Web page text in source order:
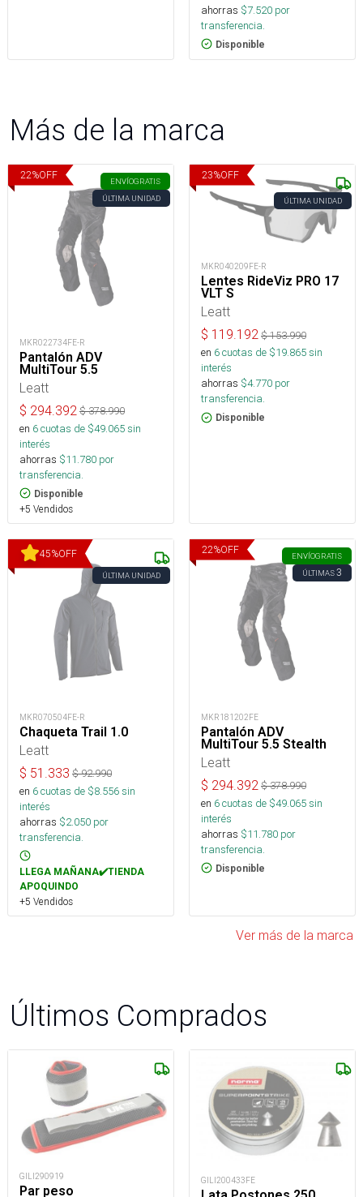
ahorras $7.520 por
transferencia.
Disponible
Más de la marca
22%OFF
ENVÍOGRATIS
ÚLTIMA UNIDAD
MKR022734FE-R
Pantalón ADV
MultiTour 5.5
Leatt
$ 294.392 $378.990
en 6cuotas de $49.065sin
interés
ahorras $11.780 por
transferencia.
Disponible
+5 Vendidos
23%OFF
ÚLTIMA UNIDAD
MKR040209FE-R
Lentes RideViz PRO 17
VLT S
Leatt
$ 119.192 $153.990
en 6cuotas de $19.865sin
interés
ahorras $4.770 por
transferencia.
Disponible
45%OFF
ÚLTIMA UNIDAD
MKR070504FE-R
Chaqueta Trail 1.0
Leatt
$ 51.333 $92.990
en 6cuotas de $8.556sin
interés
ahorras $2.050 por
transferencia.
LLEGA MAÑANA✔️TIENDA
APOQUINDO
+5 Vendidos
22%OFF
ENVÍOGRATIS
ÚLTIMAS3
MKR181202FE
Pantalón ADV
MultiTour 5.5 Stealth
Leatt
$ 294.392 $378.990
en 6cuotas de $49.065sin
interés
ahorras $11.780 por
transferencia.
Disponible
Ver más de la marca
Últimos Comprados
GILI290919
Par peso
GILI200433FE